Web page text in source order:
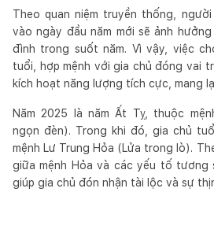
Theo quan niệm truyền thống,
vào ngày đầu năm mới sẽ ảnh
đình trong suốt năm. Vì vậy, việc
tuổi, hợp mệnh với gia chủ đóng vai
kích hoạt năng lượng tích cực, mang
Năm 2025 là năm Ất Tỵ, thuộc
ngọn đèn). Trong khi đó, gia chủ
mệnh Lư Trung Hỏa (Lửa trong lò).
giữa mệnh Hỏa và các yếu tố tương
giúp gia chủ đón nhận tài lộc và sự